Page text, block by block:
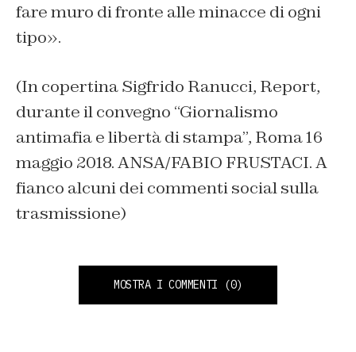
fare muro di fronte alle minacce di ogni
tipo».
(In copertina Sigfrido Ranucci, Report,
durante il convegno “Giornalismo
antimafia e libertà di stampa”, Roma 16
maggio 2018. ANSA/FABIO FRUSTACI. A
fianco alcuni dei commenti social sulla
trasmissione)
MOSTRA I COMMENTI (0)